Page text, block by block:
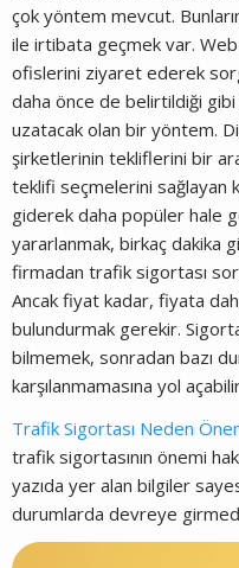
çok yöntem mevcut.
ile irtibata geçmek var.
ofislerini ziyaret ederek
daha önce de belirtildiği
uzatacak olan bir yöntem.
şirketlerinin tekliflerini bir
teklifi seçmelerini sağlayan
giderek daha popüler hale
yararlanmak, birkaç dakika
firmadan trafik sigortası
Ancak fiyat kadar, fiyata
bulundurmak gerekir.
bilmemek, sonradan bazı
karşılanmamasına yol
Trafik Sigortası Neden
trafik sigortasının önemi
yazıda yer alan bilgiler
durumlarda devreye